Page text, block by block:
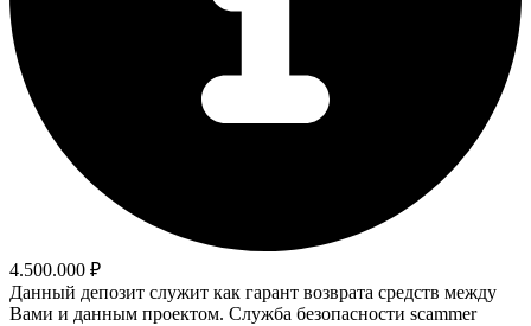
4.500.000 ₽
Данный депозит служит как гарант возврата средств между
Вами и данным проектом. Служба безопасности scammer